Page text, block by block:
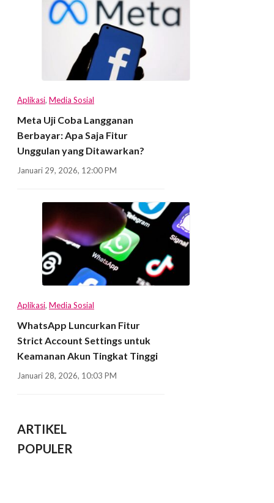
Aplikasi, Media Sosial
Meta Uji Coba Langganan
Berbayar: Apa Saja Fitur
Unggulan yang Ditawarkan?
Januari 29, 2026, 12:00 PM
Aplikasi, Media Sosial
WhatsApp Luncurkan Fitur
Strict Account Settings untuk
Keamanan Akun Tingkat Tinggi
Januari 28, 2026, 10:03 PM
ARTIKEL
POPULER